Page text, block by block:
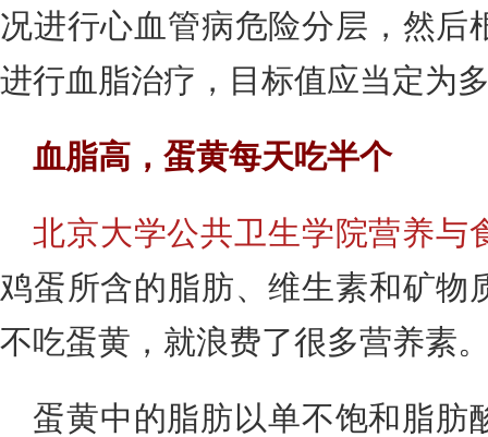
况进行心血管病危险分层，然后
进行血脂治疗，目标值应当定为
血脂高，蛋黄每天吃半个
北京大学公共卫生学院营养与
鸡蛋所含的脂肪、维生素和矿物
不吃蛋黄，就浪费了很多营养素
蛋黄中的脂肪以单不饱和脂肪